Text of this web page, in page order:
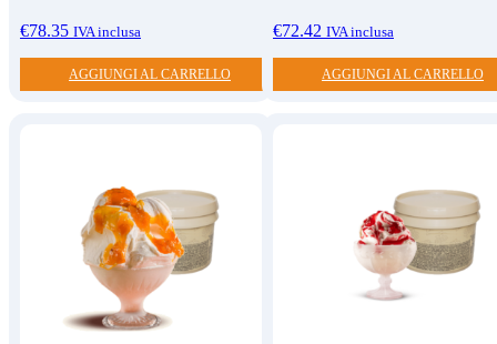
BOSCO
€78.35 IVA inclusa
AGGIUNGI AL CARRELLO
€72.42 IVA inclusa
AGGIUNGI AL CARRELLO